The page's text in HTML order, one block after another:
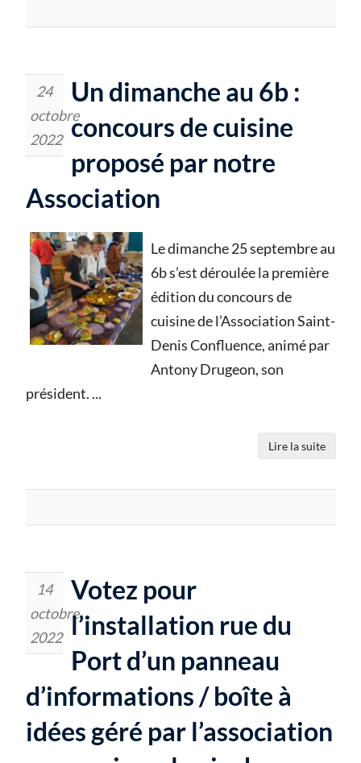
24
octobre
2022
Un dimanche au 6b :
concours de cuisine
proposé par notre
Association
Le dimanche 25 septembre au
6b s’est déroulée la première
édition du concours de
cuisine de l’Association Saint-
Denis Confluence, animé par
Antony Drugeon, son
président. ...
Lire la suite
14
octobre
2022
Votez pour
l’installation rue du
Port d’un panneau
d’informations / boîte à
idées géré par l’association